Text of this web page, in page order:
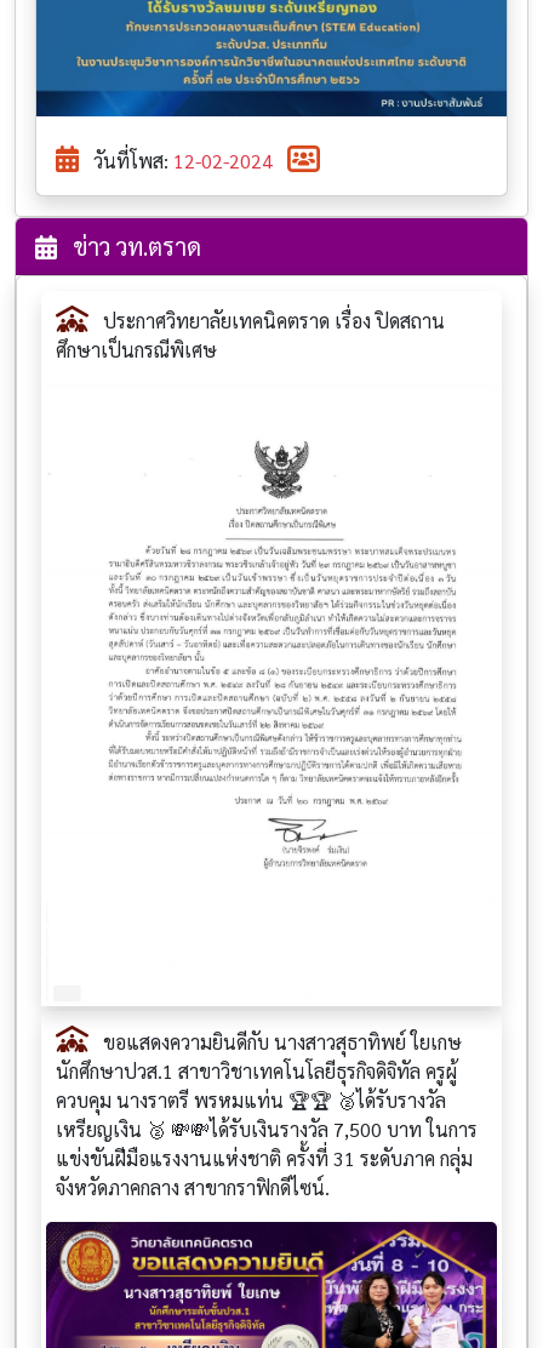
วันที่โพส: 12-02-2024
ข่าว วท.ตราด
ประกาศวิทยาลัยเทคนิคตราด เรื่อง ปิดสถาน
ศึกษาเป็นกรณีพิเศษ
ขอแสดงความยินดีกับ นางสาวสุธาทิพย์ ใยเกษ
นักศึกษาปวส.1 สาขาวิชาเทคโนโลยีธุรกิจดิจิทัล ครูผู้
ควบคุม นางราตรี พรหมแท่น 🏆🏆 🥈ได้รับรางวัล
เหรียญเงิน 🥈 💸💸ได้รับเงินรางวัล 7,500 บาท ในการ
แข่งขันฝีมือแรงงานแห่งชาติ ครั้งที่ 31 ระดับภาค กลุ่ม
จังหวัดภาคกลาง สาขากราฟิกดีไซน์.